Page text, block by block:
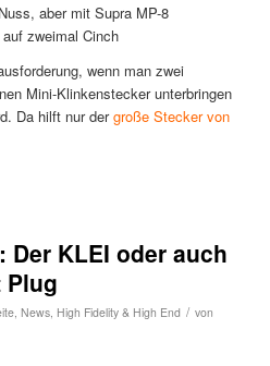
aber mit Supra MP-8
zweimal Cinch
wenn man zwei
Mini-Klinkenstecker unterbringen
Da hilft nur dergroße Stecker von
Der KLEI oder auch
Plug
, News, High Fidelity & High End / von